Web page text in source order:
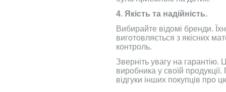
4. Якість та надійність.
Вибирайте відомі бренди.
виготовляється з якісних
контроль.
Зверніть увагу на гарантію.
виробника у своїй
відгуки інших покупців про